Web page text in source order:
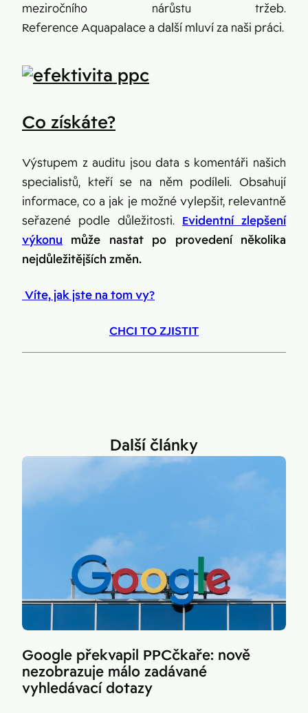
meziročního nárůstu tržeb.
Reference Aquapalace a další mluví za naši práci.
Co získáte?
Výstupem z auditu jsou data s komentáři našich
specialistů, kteří se na něm podíleli. Obsahují
informace, co a jak je možné vylepšit, relevantně
seřazené podle důležitosti. Evidentní zlepšení
výkonu může nastat po provedení několika
nejdůležitějších změn.
Víte, jak jste na tom vy?
CHCI TO ZJISTIT
Další články
Google překvapil PPCčkaře: nově
nezobrazuje málo zadávané
vyhledávací dotazy